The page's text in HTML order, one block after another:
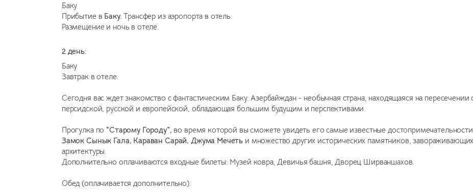
Баку
Прибытие в Баку. Трансфер из аэропорта в отель.
Размещение и ночь в отеле.
2 день:
Баку
Завтрак в отеле.
Сегодня вас ждет знакомство с фантастическим Баку. Азербайждан - необычная страна, находящаяся на пересечении
персидской, русской и европейской, обладающая большим будущим и перспективами.
Прогулка по "Старому Городу", во время которой вы сможете увидеть его самые известные
Замок Сынык Гала, Караван Сарай, Джума Мечеть и множество других исторических памятников,
архитектуры.
Дополнительно оплачиваются входные билеты: Музей ковра, Девичья башня, Дворец Ширваншахов.
Обед (оплачивается дополнительно).